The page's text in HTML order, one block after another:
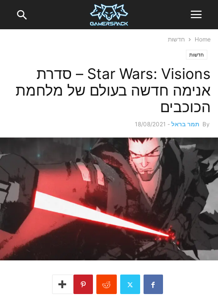
Home חדשות
חדשות
Star Wars: Visions – סדרת
אנימה חדשה בעולם של מלחמת
הכוכבים
By תמר בראל -
18/08/2021